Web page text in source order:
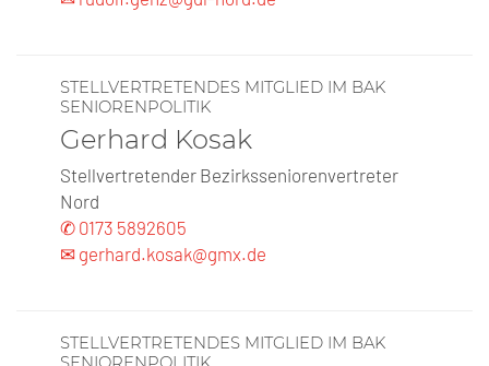
STELLVERTRETENDES MITGLIED IM BAK
SENIORENPOLITIK
Gerhard Kosak
Stellvertretender Bezirksseniorenvertreter
Nord
✆ 0173 5892605
✉ gerhard.kosak@gmx.de
STELLVERTRETENDES MITGLIED IM BAK